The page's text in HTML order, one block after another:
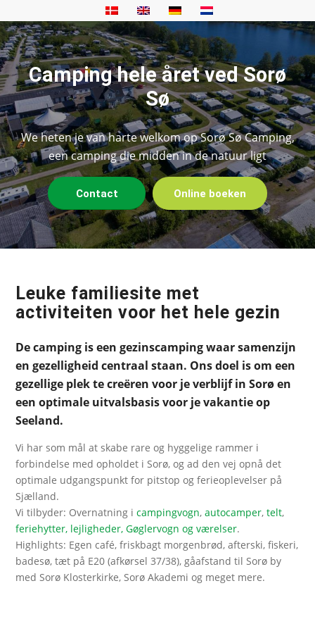
Camping hele året ved Sorø
Sø
We heten je van harte welkom op Sorø Sø Camping,
een camping die midden in de natuur ligt
Contact Online boeken
Leuke familiesite met
activiteiten voor het hele gezin
De camping is een gezinscamping waar samenzijn
en gezelligheid centraal staan. Ons doel is om een
gezellige plek te creëren voor je verblijf in Sorø en
een optimale uitvalsbasis voor je vakantie op
Seeland.
Vi har som mål at skabe rare og hyggelige rammer i
forbindelse med opholdet i Sorø, og ad den vej opnå det
optimale udgangspunkt for pitstop og ferieoplevelser på
Sjælland.
Vi tilbyder: Overnatning icampingvogn,autocamper,telt,
feriehytter, lejligheder, Gøglervogn og værelser.
Highlights: Egen café, friskbagt morgenbrød, afterski, fiskeri,
badesø, tæt på E20 (afkørsel 37/38), gåafstand til Sorø by
med Sorø Klosterkirke, Sorø Akademi og meget mere.